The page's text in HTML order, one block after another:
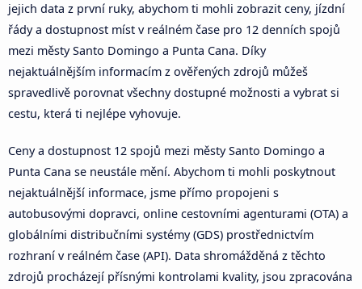
jejich data z první ruky, abychom ti mohli zobrazit ceny, jízdní
řády a dostupnost míst v reálném čase pro 12 denních spojů
mezi městy Santo Domingo a Punta Cana. Díky
nejaktuálnějším informacím z ověřených zdrojů můžeš
spravedlivě porovnat všechny dostupné možnosti a vybrat si
cestu, která ti nejlépe vyhovuje.
Ceny a dostupnost 12 spojů mezi městy Santo Domingo a
Punta Cana se neustále mění. Abychom ti mohli poskytnout
nejaktuálnější informace, jsme přímo propojeni s
autobusovými dopravci, online cestovními agenturami (OTA) a
globálními distribučními systémy (GDS) prostřednictvím
rozhraní v reálném čase (API). Data shromážděná z těchto
zdrojů procházejí přísnými kontrolami kvality, jsou zpracována